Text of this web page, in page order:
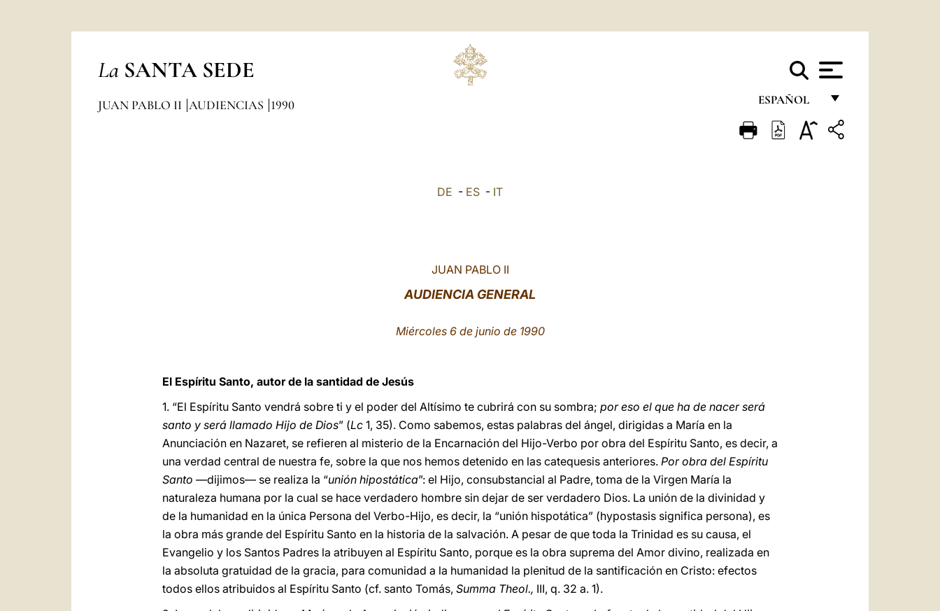
La SANTA SEDE
ESPAÑOL
FRANÇAIS
JUAN PABLO II AUDIENCIAS 1990
DE - ES - IT
JUAN PABLO II
AUDIENCIA GENERAL
Miércoles 6 de junio de 1990
El Espíritu Santo, autor de la santidad de Jesús
1. “El Espíritu Santo vendrá sobre ti y el poder del Altísimo te cubrirá con su sombra; por eso el que ha de nacer será
santo y será llamado Hijo de Dios” (Lc 1, 35). Como sabemos, estas palabras del ángel, dirigidas a María en la
Anunciación en Nazaret, se refieren al misterio de la Encarnación del Hijo-Verbo por obra del Espíritu Santo, es decir, a
una verdad central de nuestra fe, sobre la que nos hemos detenido en las catequesis anteriores. Por obra del Espíritu
Santo ―dijimos― se realiza la “unión hipostática”: el Hijo, consubstancial al Padre, toma de la Virgen María la
naturaleza humana por la cual se hace verdadero hombre sin dejar de ser verdadero Dios. La unión de la divinidad y
de la humanidad en la única Persona del Verbo-Hijo, es decir, la “unión hispotática” (hypostasis significa persona), es
la obra más grande del Espíritu Santo en la historia de la salvación. A pesar de que toda la Trinidad es su causa, el
Evangelio y los Santos Padres la atribuyen al Espíritu Santo, porque es la obra suprema del Amor divino, realizada en
la absoluta gratuidad de la gracia, para comunidad a la humanidad la plenitud de la santificación en Cristo: efectos
todos ellos atribuidos al Espíritu Santo (cf. santo Tomás, Summa Theol., III, q. 32 a. 1).